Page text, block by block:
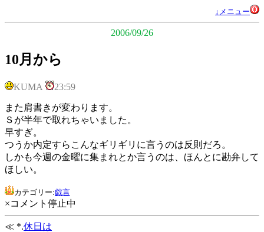
↓メニュー
2006/09/26
10月から
KUMA 23:59
また肩書きが変わります。
Ｓが半年で取れちゃいました。
早すぎ。
つうか内定すらこんなギリギリに言うのは反則だろ。
しかも今週の金曜に集まれとか言うのは、ほんとに勘弁して
ほしい。
カテゴリー:戯言
×コメント停止中
≪ *.休日は